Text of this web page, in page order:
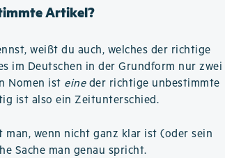
Artikel?
weißt du auch, welches der richtige
im Deutschen in der Grundform nur zwei
Nomen ist eineder richtige unbestimmte
ist also ein Zeitunterschied.
wenn nicht ganz klar ist (oder sein
Sache man genau spricht.